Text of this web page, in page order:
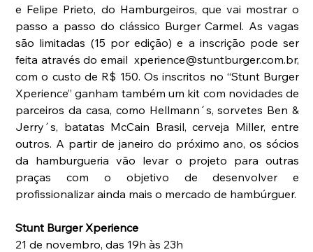
e Felipe Prieto, do Hamburgeiros, que vai mostrar o
passo a passo do clássico Burger Carmel. As vagas
são limitadas (15 por edição) e a inscrição pode ser
feita através do email  xperience@stuntburger.com.br,
com o custo de R$ 150. Os inscritos no “Stunt Burger
Xperience” ganham também um kit com novidades de
parceiros da casa, como Hellmann´s, sorvetes Ben &
Jerry´s, batatas McCain Brasil, cerveja Miller, entre
outros. A partir de janeiro do próximo ano, os sócios
da hamburgueria vão levar o projeto para outras
praças com o objetivo de desenvolver e
profissionalizar ainda mais o mercado de hambúrguer.
Stunt Burger Xperience
21 de novembro, das 19h às 23h